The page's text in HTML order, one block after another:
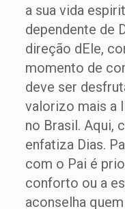
a sua vida
dependente de
direção dEle,
momento de
deve ser
valorizo mais a
no Brasil. Aqui,
enfatiza Dias.
com o Pai é
conforto ou a
aconselha